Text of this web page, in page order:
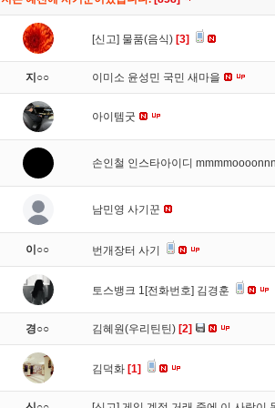
[신고] 물품(음식) [3]
지○○ 이미소 윤성민 국민 새마을
아이템굿
손인철 인스타아이디
남민영 사기꾼
이○○ 번개장터 사기
토스뱅크 1[전화번호] 김경훈
경○○ 김혜원(우리틴틴) [2]
김덕화 [1]